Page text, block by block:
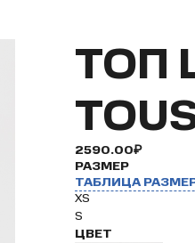
ТОП
2590.00₽
РАЗМЕР
ТАБЛИЦА
XS
S
ЦВЕТ